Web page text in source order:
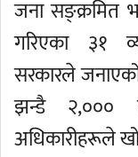
जना सङ्क्रमित
गरिएका ३१
सरकारले
झन्डै २,०००
अधिकारीहरूले